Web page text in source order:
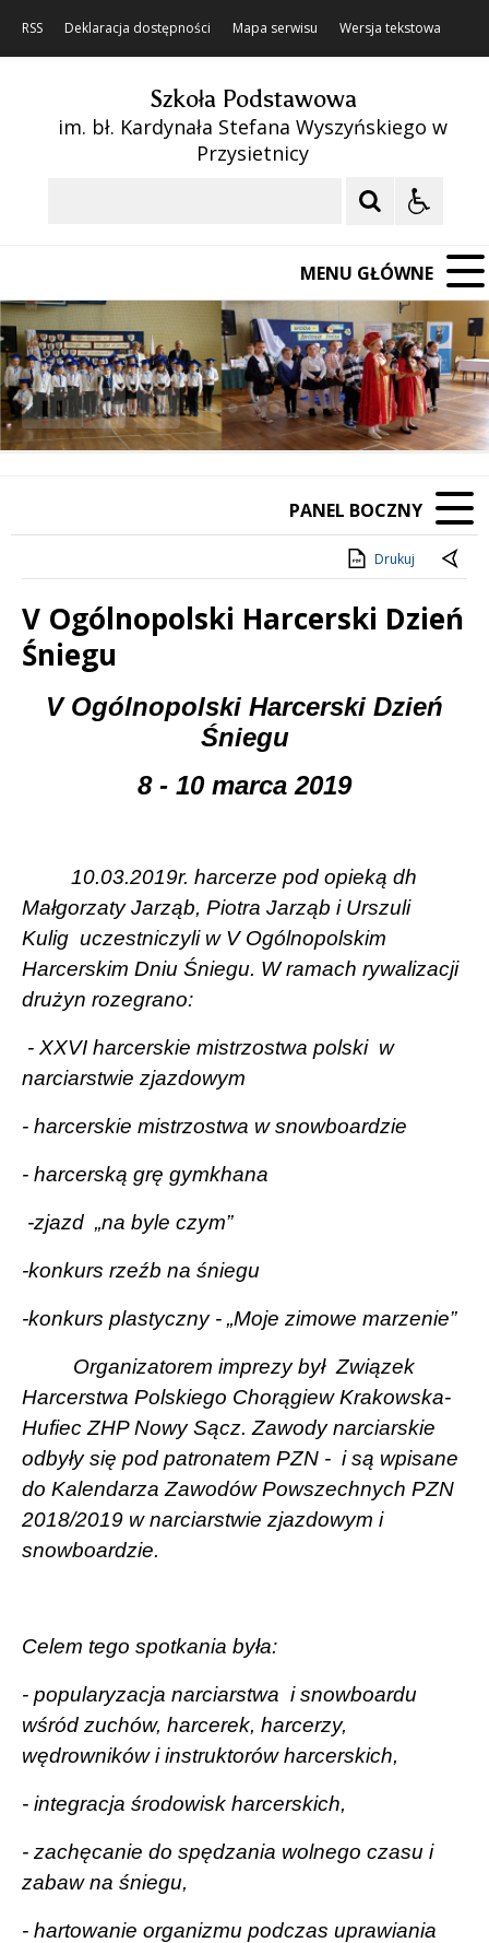
RSS Deklaracja dostępności Mapa serwisu Wersja tekstowa
Szkoła Podstawowa
im. bł. Kardynała Stefana Wyszyńskiego w
Przysietnicy
MENU GŁÓWNE
Poprzedni Element
Następny Element
❚❚
PANEL BOCZNY
Drukuj
V Ogólnopolski Harcerski Dzień
Śniegu
Treść
V Ogólnopolski Harcerski Dzień
Śniegu
8 - 10 marca 2019
10.03.2019r. harcerze pod opieką dh
Małgorzaty Jarząb, Piotra Jarząb i Urszuli
Kulig uczestniczyli w V Ogólnopolskim
Harcerskim Dniu Śniegu. W ramach rywalizacji
drużyn rozegrano:
- XXVI harcerskie mistrzostwa polski w
narciarstwie zjazdowym
- harcerskie mistrzostwa w snowboardzie
- harcerską grę gymkhana
-zjazd „na byle czym”
-konkurs rzeźb na śniegu
-konkurs plastyczny - „Moje zimowe marzenie”
Organizatorem imprezy był Związek
Harcerstwa Polskiego Chorągiew Krakowska-
Hufiec ZHP Nowy Sącz. Zawody narciarskie
odbyły się pod patronatem PZN - i są wpisane
do Kalendarza Zawodów Powszechnych PZN
2018/2019 w narciarstwie zjazdowym i
snowboardzie.
Celem tego spotkania była:
- popularyzacja narciarstwa i snowboardu
wśród zuchów, harcerek, harcerzy,
wędrowników i instruktorów harcerskich,
- integracja środowisk harcerskich,
- zachęcanie do spędzania wolnego czasu i
zabaw na śniegu,
- hartowanie organizmu podczas uprawiania